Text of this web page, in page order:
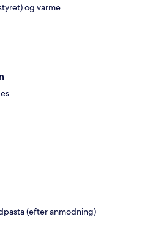
og varme
(efter anmodning)